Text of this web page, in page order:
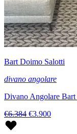
Bart Doimo Salotti
divano angolare
Divano Angolare
€6.384 €3.900